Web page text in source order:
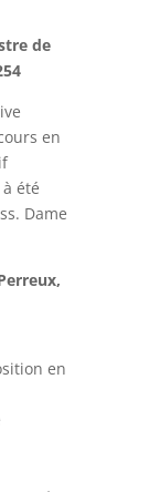
de
en
été
Dame
en